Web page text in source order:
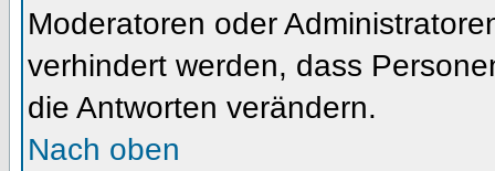
Moderatoren oder
verhindert werden, dass
die Antworten verändern.
Nach oben